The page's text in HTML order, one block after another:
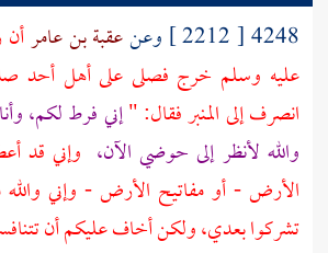
4248 [ 2212 ] وعن عقبة بن عامر
عليه وسلم خرج فصلى على أهلأحد
انصرف إلى المنبر فقال: "إني فرط لكم،
والله لأنظر إلى حوضي الآن، وإني قد
الأرض - أو مفاتيح الأرض - وإني
تشركوا بعدي، ولكن أخاف عليكم أن